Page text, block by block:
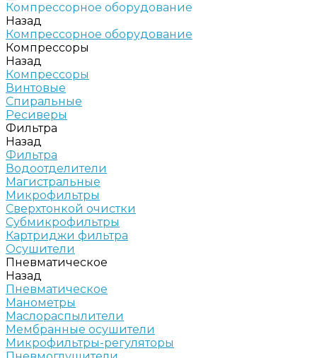
Компрессорное оборудование
Назад
Компрессорное оборудование
Компрессоры
Назад
Компрессоры
Винтовые
Спиральные
Ресиверы
Фильтра
Назад
Фильтра
Водоотделители
Магистральные
Микрофильтры
Сверхтонкой очистки
Субмикрофильтры
Картриджи фильтра
Осушители
Пневматическое
Назад
Пневматическое
Манометры
Маслораспылители
Мембранные осушители
Микрофильтры-регуляторы